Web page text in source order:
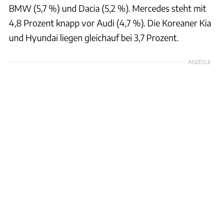
BMW (5,7 %) und Dacia (5,2 %). Mercedes steht mit
4,8 Prozent knapp vor Audi (4,7 %). Die Koreaner Kia
und Hyundai liegen gleichauf bei 3,7 Prozent.
ANZEIGE